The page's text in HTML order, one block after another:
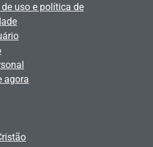
uso e política de
agora